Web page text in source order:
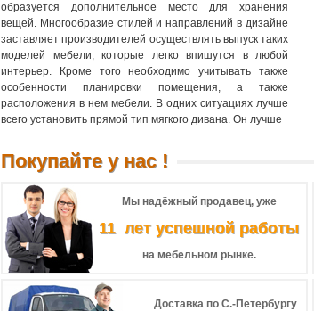
образуется дополнительное место для хранения
вещей. Многообразие стилей и направлений в дизайне
заставляет производителей осуществлять выпуск таких
моделей мебели, которые легко впишутся в любой
интерьер. Кроме того необходимо учитывать также
особенности планировки помещения, а также
расположения в нем мебели. В одних ситуациях лучше
всего установить прямой тип мягкого дивана. Он лучше
Покупайте у нас !
Мы надёжный продавец, уже
11 лет успешной работы
на мебельном рынке.
Доставка по С.-Петербургу